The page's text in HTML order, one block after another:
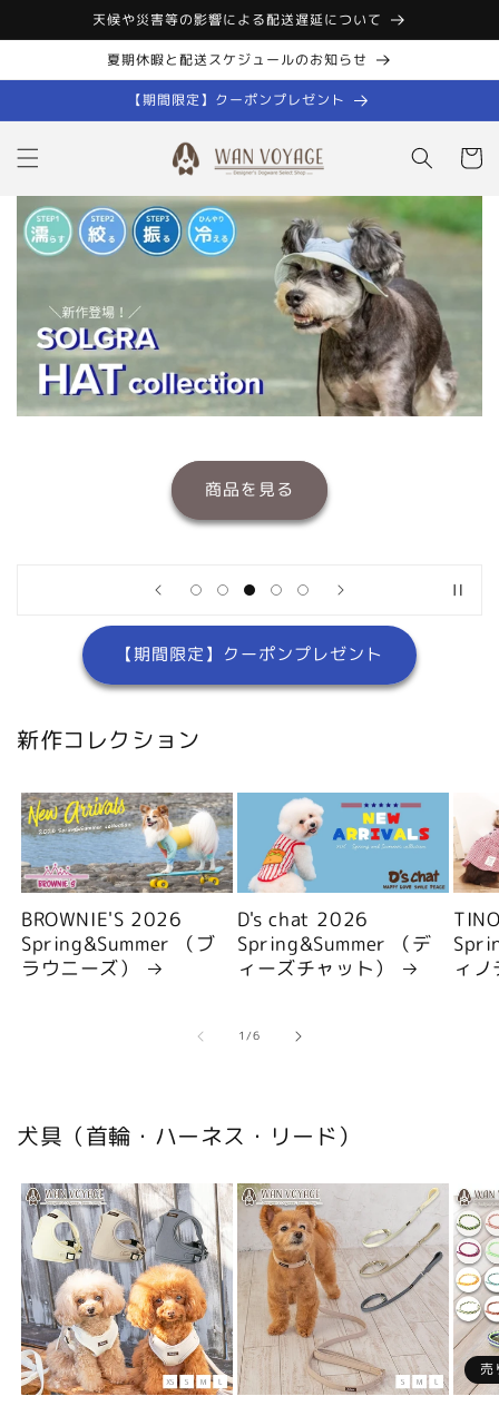
コンテン
ツに進む
天候や災害等の影響による配送遅延について
夏期休暇と配送スケジュールのお知らせ
【期間限定】クーポンプレゼント
ー
商品を見る
【期間限定】クーポンプレゼント
新作コレクション
BROWNIE'S 2026
Spring&Summer （ブ
ラウニーズ）
D's chat 2026
Spring&Summer （デ
ィーズチャット）
ィ
1/の
6
犬具（首輪・ハーネス・リード）
売